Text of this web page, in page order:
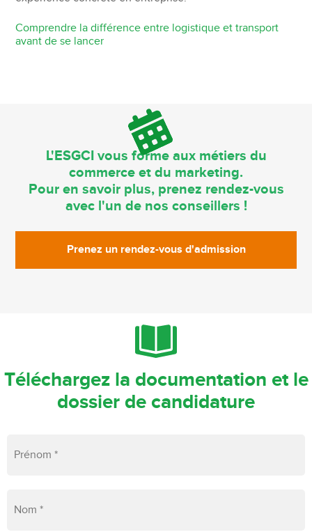
Comprendre la différence entre logistique et transport
avant de se lancer
L'ESGCI vous forme aux métiers du
commerce et du marketing.
Pour en savoir plus, prenez rendez-vous
avec l'un de nos conseillers !
Prenez un rendez-vous d'admission
Téléchargez la documentation et le
dossier de candidature